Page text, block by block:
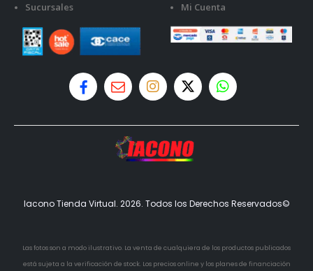
Sucursales
Mi Cuenta
Iacono Tienda Virtual. 2026. Todos los Derechos Reservados©
Las fotos son a modo ilustrativo. La venta de cualquiera de los productos publicados
está sujeta a la verificación de stock. Los precios online y los planes de financiación